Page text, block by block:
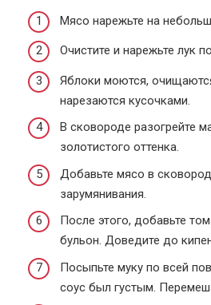
Мясо нарежьте на
Очистите и нарежьте лук
Яблоки моются,
нарезаются кусочками.
В сковороде разогрейте
золотистого оттенка.
Добавьте мясо в
зарумянивания.
После этого, добавьте
бульон. Доведите до
Посыпьте муку по всей
соус был густым.